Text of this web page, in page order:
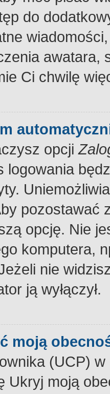
do
Ci chwilę
opcji
logowania
pozostawać
opcję. Nie
komputera,
nie
ją wyłączył.
moją
(UCP) w
Ukryj moją